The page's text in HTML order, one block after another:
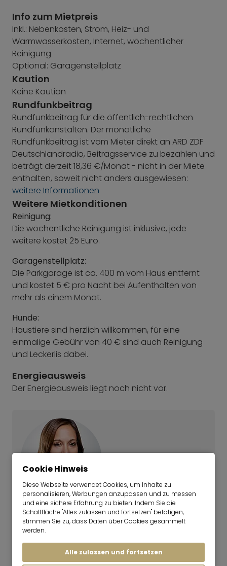
Info zum Mietpreis
Inkl.: Nebenkosten, Strom, Heiz- und
Warmwasserkosten, Internet, wöchentlicher
Reinigung
Optional: Garagenstellplatz
Kaution
Keine Kaution
Rundfunkbeitrag
Rundfunkbeitrag für die öffentlich-rechtlichen
Rundfunkanstalten. Der monatliche
Rundfunkbeitrag ist vom Mieter direkt an ARD ZDF
Deutschlandradio, Beitragsservice zu bezahlen und
beträgt derzeit 18,36 €/Monat - nicht in der Miete
enthalten, soweit nicht anders ausgewiesen:
weitere Informationen
Weitere Mietkonditionen
Reinigung:
Die wöchentliche Reinigung ist inklusive, jede
weitere kostet 25 Euro.
Garagenstellplatz:
Die Parkgarage ist ca. 400 m vom Haus entfernt
und kostet 5 € pro Nacht bei Aufenthalten von
mehr als einem Monat.
Hunde:
Haustiere sind herzlich willkommen, für eine
einmalige Gebühr von 40 € sind auch Reinigung
und Leckerlis dabei.
Energieausweis
Der Energieausweis liegt noch nicht vor.
Nicole Kaufmann
Team Lead | Vermietung
Noch nicht die richtige Wohnung dabei
gewesen?
Cookie Hinweis
Diese Webseite verwendet Cookies, um Inhalte zu
personalisieren, Werbungen anzupassen und zu messen
und eine sichere Erfahrung zu bieten. Indem Sie die
Schaltfläche "Alles zulassen und fortsetzen" betätigen,
stimmen Sie zu, dass Daten über Cookies gesammelt
werden.
Alle zulassen und fortsetzen